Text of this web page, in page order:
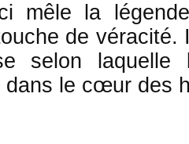
mêle la
de
selon laquelle
dans le cœur des